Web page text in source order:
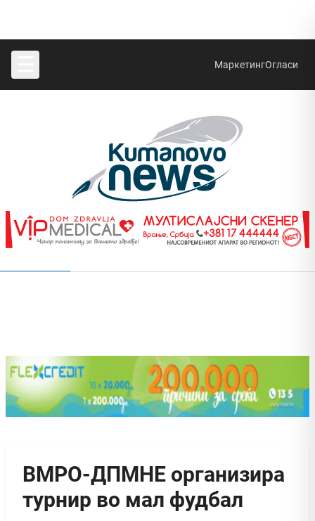
МаркетингОгласи
ВМРО-ДПМНЕ организира
турнир во мал фудбал